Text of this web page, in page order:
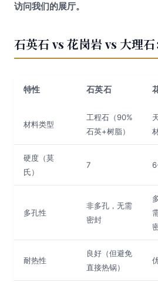
访问我们的展厅。
石英石 vs 花岗岩 vs 大理
特性 石英石
材料类型
工程石（90%
石英+树脂）
硬度（莫
氏）
7
多孔性
非多孔，无需
密封
耐热性
良好（但避免
直接热锅）